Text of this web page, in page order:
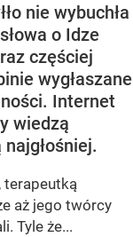
nie wybuchła
o Idze
częściej
wygłaszane
Internet
wiedzą
terapeutką
aż jego twórcy
Tyle że...